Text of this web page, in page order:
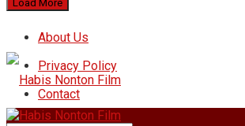
Load More
About Us
Privacy Policy
Contact